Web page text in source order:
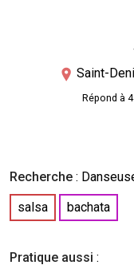
Saint-
Répond à
Recherche :
salsa
bachata
Pratique aussi :